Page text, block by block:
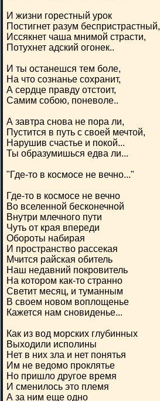
И жизни горестный урок
Постигнет разум беспристрастный,
Иссякнет чаша мнимой страсти,
Потухнет адский огонек..
И ты останешся тем боле,
На что сознанье сохранит,
А сердце правду отстоит,
Самим собою, поневоле..
А завтра снова не пора ли,
Пустится в путь с своей мечтой,
Нарушив счастье и покой...
Ты образумишься едва ли...
"Где-то в космосе не вечно..."
Где-то в космосе не вечно
Во вселенной бесконечной
Внутри млечного пути
Чуть от края впереди
Обороты набирая
И пространство рассекая
Мчится райская обитель
Наш недавний покровитель
На котором как-то странно
Светит месяц, и туманным
В своем новом воплощенье
Кажется нам сновиденье...
Как из вод морских глубинных
Выходили исполины
Нет в них зла и нет понятья
Им не ведомо проклятье
Но пришло другое время
И сменилось это племя
А за ним еще одно